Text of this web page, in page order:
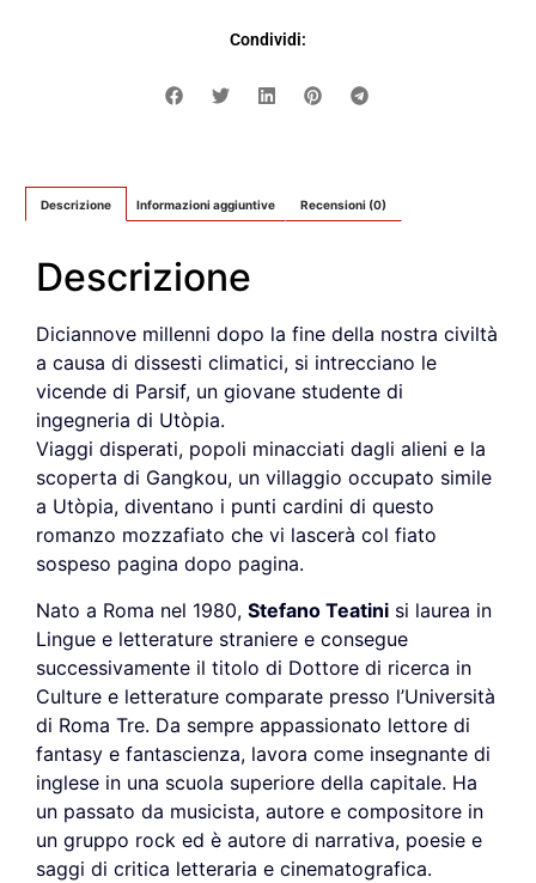
Condividi:
Descrizione Informazioni aggiuntive Recensioni (0)
Descrizione
Diciannove millenni dopo la fine della nostra civiltà
a causa di dissesti climatici, si intrecciano le
vicende di Parsif, un giovane studente di
ingegneria di Utòpia.
Viaggi disperati, popoli minacciati dagli alieni e la
scoperta di Gangkou, un villaggio occupato simile
a Utòpia, diventano i punti cardini di questo
romanzo mozzafiato che vi lascerà col fiato
sospeso pagina dopo pagina.
Nato a Roma nel 1980, Stefano Teatini si laurea in
Lingue e letterature straniere e consegue
successivamente il titolo di Dottore di ricerca in
Culture e letterature comparate presso l’Università
di Roma Tre. Da sempre appassionato lettore di
fantasy e fantascienza, lavora come insegnante di
inglese in una scuola superiore della capitale. Ha
un passato da musicista, autore e compositore in
un gruppo rock ed è autore di narrativa, poesie e
saggi di critica letteraria e cinematografica.